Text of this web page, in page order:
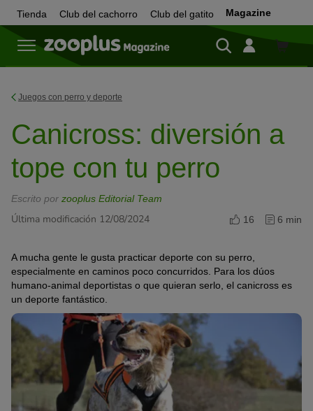
Tienda Club del cachorro Club del gatito Magazine
Tienda
Juegos con perro y deporte
Canicross: diversión a
tope con tu perro
Escrito por zooplus Editorial Team
Última modificación 12/08/2024 16 6 min
A mucha gente le gusta practicar deporte con su perro,
especialmente en caminos poco concurridos. Para los dúos
humano-animal deportistas o que quieran serlo, el canicross es
un deporte fantástico.